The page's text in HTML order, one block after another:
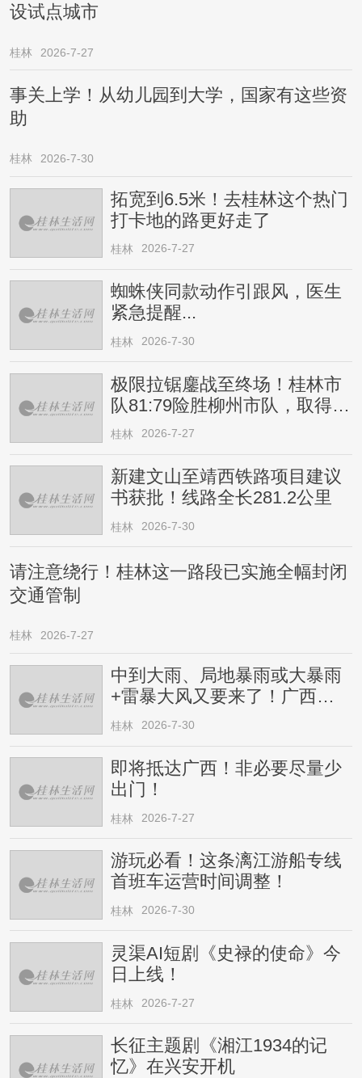
设试点城市
桂林 2026-7-27
事关上学！从幼儿园到大学，国家有这些资
助
桂林 2026-7-30
拓宽到6.5米！去桂林这个热门
打卡地的路更好走了
桂林 2026-7-27
蜘蛛侠同款动作引跟风，医生
紧急提醒...
桂林 2026-7-30
极限拉锯鏖战至终场！桂林市
队81:79险胜柳州市队，取得四
连胜
桂林 2026-7-27
新建文山至靖西铁路项目建议
书获批！线路全长281.2公里
桂林 2026-7-30
请注意绕行！桂林这一路段已实施全幅封闭
交通管制
桂林 2026-7-27
中到大雨、局地暴雨或大暴雨
+雷暴大风又要来了！广西人
请注意
桂林 2026-7-30
即将抵达广西！非必要尽量少
出门！
桂林 2026-7-27
游玩必看！这条漓江游船专线
首班车运营时间调整！
桂林 2026-7-30
灵渠AI短剧《史禄的使命》今
日上线！
桂林 2026-7-27
长征主题剧《湘江1934的记
忆》在兴安开机